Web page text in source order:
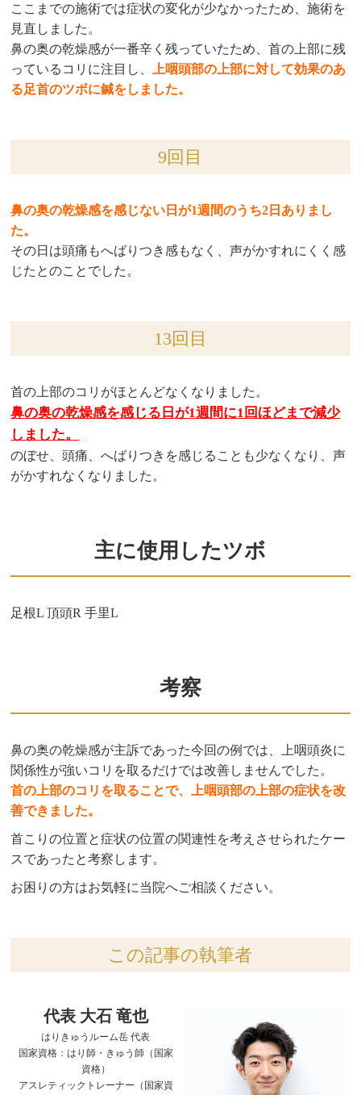
ここまでの施術では症状の変化が少なかったため、施術を
見直しました。
鼻の奥の乾燥感が一番辛く残っていたため、首の上部に残
っているコリに注目し、
上咽頭部の上部に対して効果のあ
る足首のツボに鍼をしました。
9回目
鼻の奥の乾燥感を感じない日が1週間のうち2日ありまし
た。
その日は頭痛もへばりつき感もなく、声がかすれにくく感
じたとのことでした。
13回目
首の上部のコリがほとんどなくなりました。
鼻の奥の乾燥感を感じる日が1週間に1回ほどまで減少
しました。
のぼせ、頭痛、へばりつきを感じることも少なくなり、声
がかすれなくなりました。
主に使用したツボ
足根L 頂頭R 手里L
考察
鼻の奥の乾燥感が主訴であった今回の例では、上咽頭炎に
関係性が強いコリを取るだけでは改善しませんでした。
首の上部のコリを取ることで、上咽頭部の上部の症状を改
善できました。
首こりの位置と症状の位置の関連性を考えさせられたケー
スであったと考察します。
お困りの方はお気軽に当院へご相談ください。
この記事の執筆者
代表 大石 竜也
はりきゅうルーム岳 代表
国家資格：はり師・きゅう師（国家
資格）
アスレティックトレーナー（国家資